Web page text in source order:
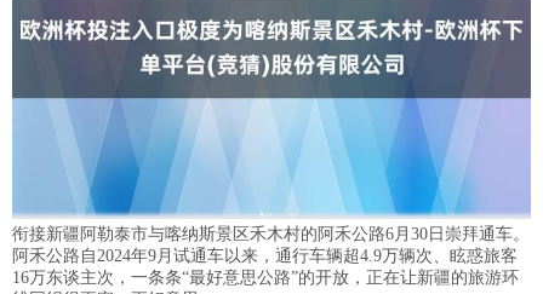
衔接新疆阿勒泰市与喀纳斯景区禾木村的阿禾公路6月30日崇拜通车。
阿禾公路自2024年9月试通车以来，通行车辆超4.9万辆次、眩惑旅客
16万东谈主次，一条条“最好意思公路”的开放，正在让新疆的旅游环